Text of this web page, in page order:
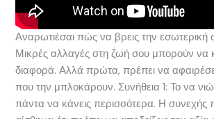
Αναρωτιέσαι πώς να βρεις την εσωτερική
Μικρές αλλαγές στη ζωή σου μπορούν να
διαφορά. Αλλά πρώτα, πρέπει να
που την μπλοκάρουν. Συνήθεια 1: Το να
πάντα να κάνεις περισσότερα. Η συνεχής